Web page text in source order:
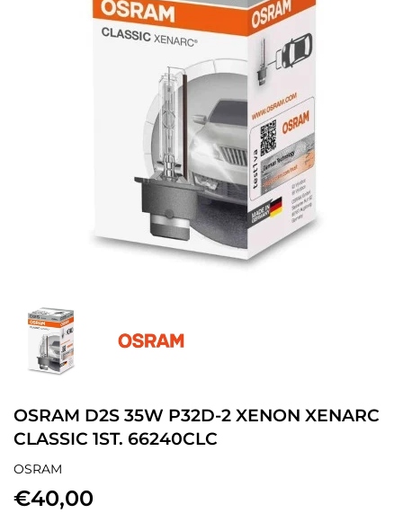
OSRAM D2S 35W P32D-2 XENON XENARC
CLASSIC 1ST. 66240CLC
OSRAM
€40,00